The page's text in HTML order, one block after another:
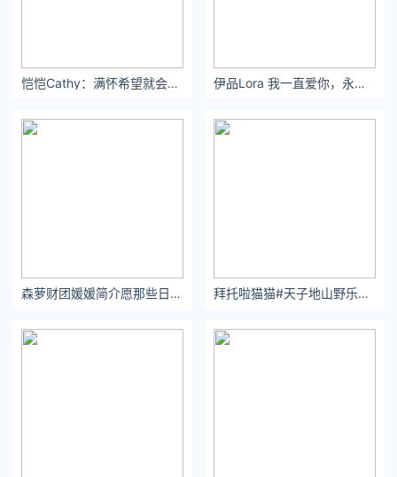
恺恺Cathy：满怀希望就会所向披靡 伊品Lora 我一直爱你，永远爱你，一辈子不会改变。
森萝财团媛媛简介愿那些日常琐碎中的陪伴，能化作岁岁年年的深情。 拜托啦猫猫#天子地山野乐园#春日次元漫游天子地 - 小红书